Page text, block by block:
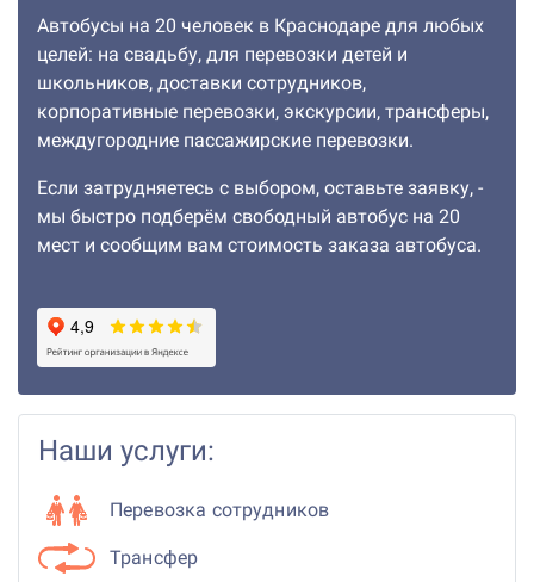
Автобусы на 20 человек в Краснодаре для любых
целей: на свадьбу, для перевозки детей и
школьников, доставки сотрудников,
корпоративные перевозки, экскурсии, трансферы,
междугородние пассажирские перевозки.
Если затрудняетесь с выбором, оставьте заявку, -
мы быстро подберём свободный автобус на 20
мест и сообщим вам стоимость заказа автобуса.
Наши услуги:
Перевозка сотрудников
Трансфер